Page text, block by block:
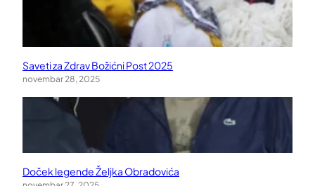
Saveti za Zdrav Božićni Post 2025
novembar 28, 2025
Doček legende Željka Obradovića